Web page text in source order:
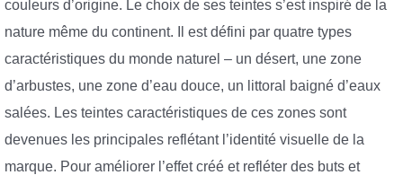
couleurs d’origine. Le choix de ses teintes s’est inspiré de la
nature même du continent. Il est défini par quatre types
caractéristiques du monde naturel – un désert, une zone
d’arbustes, une zone d’eau douce, un littoral baigné d’eaux
salées. Les teintes caractéristiques de ces zones sont
devenues les principales reflétant l’identité visuelle de la
marque. Pour améliorer l’effet créé et refléter des buts et